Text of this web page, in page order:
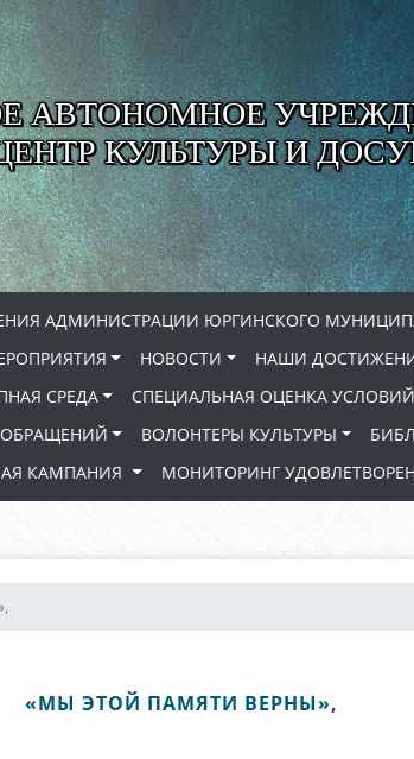
АВТОНОМНОЕ
КУЛЬТУРЫ И
АДМИНИСТРАЦИИ ЮРГИНСКОГО
НОВОСТИ НАШИ
СРЕДА СПЕЦИАЛЬНАЯ ОЦЕНКА
ВОЛОНТЕРЫ КУЛЬТУРЫ
КАМПАНИЯ МОНИТОРИНГ
«МЫ ЭТОЙ ПАМЯТИ ВЕРНЫ»,